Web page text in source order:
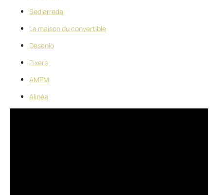
Sediarreda
La maison du convertible
Desenio
Pixers
AMPM
Alinéa